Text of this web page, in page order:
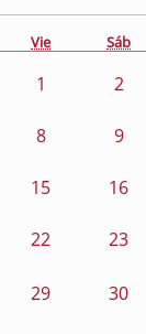
Vie Sáb
1 2
8 9
15 16
22 23
29 30